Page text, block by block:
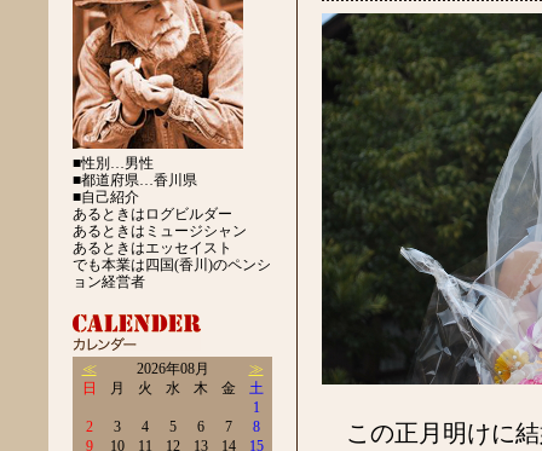
■性別…男性
■都道府県…香川県
■自己紹介
あるときはログビルダー
あるときはミュージシャン
あるときはエッセイスト
でも本業は四国(香川)のペンシ
ョン経営者
≪ 2026年08月
≫
日
月 火 水 木 金
土
1
2
3 4 5 6 7
8
9
10 11 12 13 14
15
この正月明けに結